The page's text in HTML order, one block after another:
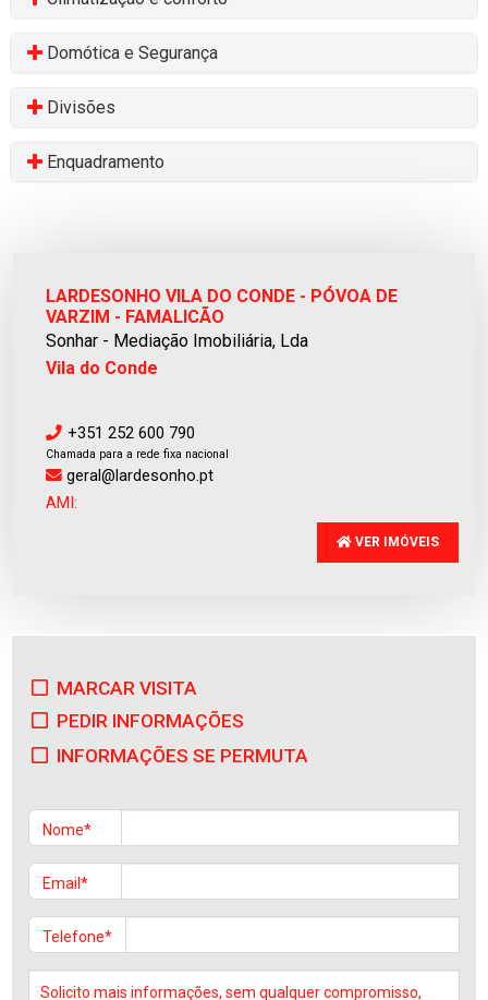
Domótica e Segurança
Divisões
Enquadramento
LARDESONHO VILA DO CONDE - PÓVOA DE
VARZIM - FAMALICÃO
Sonhar - Mediação Imobiliária, Lda
Vila do Conde
+351 252 600 790
Chamada para a rede fixa nacional
geral@lardesonho.pt
AMI:
VER IMÓVEIS
MARCAR VISITA
PEDIR INFORMAÇÕES
INFORMAÇÕES SE PERMUTA
Nome*
Email*
Telefone*